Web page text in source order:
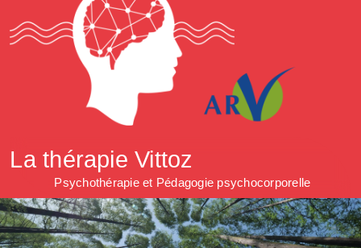
La thérapie Vittoz
Psychothérapie et Pédagogie psychocorporelle